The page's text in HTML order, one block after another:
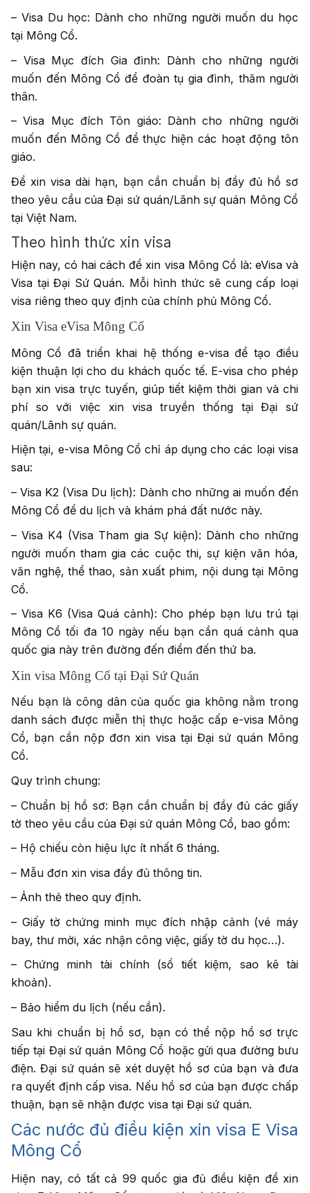
– Visa Du học: Dành cho những người muốn du học
tại Mông Cổ.
– Visa Mục đích Gia đình: Dành cho những người
muốn đến Mông Cổ để đoàn tụ gia đình, thăm người
thân.
– Visa Mục đích Tôn giáo: Dành cho những người
muốn đến Mông Cổ để thực hiện các hoạt động tôn
giáo.
Để xin visa dài hạn, bạn cần chuẩn bị đầy đủ hồ sơ
theo yêu cầu của Đại sứ quán/Lãnh sự quán Mông Cổ
tại Việt Nam.
Theo hình thức xin visa
Hiện nay, có hai cách để xin visa Mông Cổ là: eVisa và
Visa tại Đại Sứ Quán. Mỗi hình thức sẽ cung cấp loại
visa riêng theo quy định của chính phủ Mông Cổ.
Xin Visa eVisa Mông Cổ
Mông Cổ đã triển khai hệ thống e-visa để tạo điều
kiện thuận lợi cho du khách quốc tế. E-visa cho phép
bạn xin visa trực tuyến, giúp tiết kiệm thời gian và chi
phí so với việc xin visa truyền thống tại Đại sứ
quán/Lãnh sự quán.
Hiện tại, e-visa Mông Cổ chỉ áp dụng cho các loại visa
sau:
– Visa K2 (Visa Du lịch): Dành cho những ai muốn đến
Mông Cổ để du lịch và khám phá đất nước này.
– Visa K4 (Visa Tham gia Sự kiện): Dành cho những
người muốn tham gia các cuộc thi, sự kiện văn hóa,
văn nghệ, thể thao, sản xuất phim, nội dung tại Mông
Cổ.
– Visa K6 (Visa Quá cảnh): Cho phép bạn lưu trú tại
Mông Cổ tối đa 10 ngày nếu bạn cần quá cảnh qua
quốc gia này trên đường đến điểm đến thứ ba.
Xin visa Mông Cổ tại Đại Sứ Quán
Nếu bạn là công dân của quốc gia không nằm trong
danh sách được miễn thị thực hoặc cấp e-visa Mông
Cổ, bạn cần nộp đơn xin visa tại Đại sứ quán Mông
Cổ.
Quy trình chung:
– Chuẩn bị hồ sơ: Bạn cần chuẩn bị đầy đủ các giấy
tờ theo yêu cầu của Đại sứ quán Mông Cổ, bao gồm:
– Hộ chiếu còn hiệu lực ít nhất 6 tháng.
– Mẫu đơn xin visa đầy đủ thông tin.
– Ảnh thẻ theo quy định.
– Giấy tờ chứng minh mục đích nhập cảnh (vé máy
bay, thư mời, xác nhận công việc, giấy tờ du học…).
– Chứng minh tài chính (sổ tiết kiệm, sao kê tài
khoản).
– Bảo hiểm du lịch (nếu cần).
Sau khi chuẩn bị hồ sơ, bạn có thể nộp hồ sơ trực
tiếp tại Đại sứ quán Mông Cổ hoặc gửi qua đường bưu
điện. Đại sứ quán sẽ xét duyệt hồ sơ của bạn và đưa
ra quyết định cấp visa. Nếu hồ sơ của bạn được chấp
thuận, bạn sẽ nhận được visa tại Đại sứ quán.
Các nước đủ điều kiện xin visa E Visa
Mông Cổ
Hiện nay, có tất cả 99 quốc gia đủ điều kiện để xin